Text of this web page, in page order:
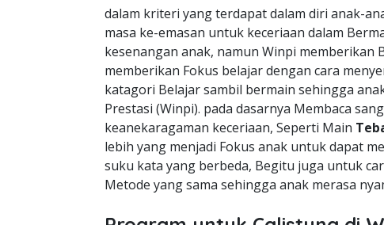
dalam kriteri yang terdapat dalam diri anak-
masa ke-emasan untuk keceriaan dalam
kesenangan anak, namun Winpi memberikan
memberikan Fokus belajar dengan cara
katagori Belajar sambil bermain sehingga
Prestasi (Winpi). pada dasarnya Membaca
keanekaragaman keceriaan, Seperti Main
lebih yang menjadi Fokus anak untuk dapat
suku kata yang berbeda, Begitu juga untuk
Metode yang sama sehingga anak merasa